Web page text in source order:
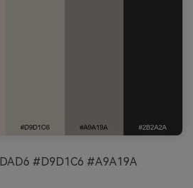
#D9D1C6 #A9A19A